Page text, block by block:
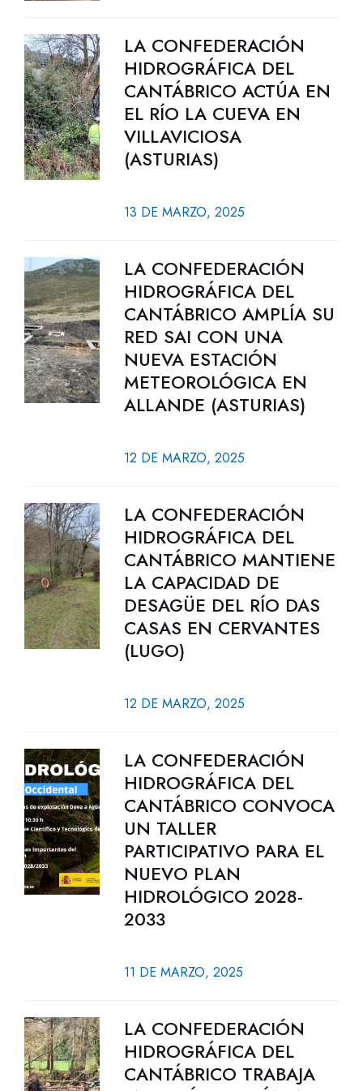
LA CONFEDERACIÓN
HIDROGRÁFICA DEL
CANTÁBRICO ACTÚA EN
EL RÍO LA CUEVA EN
VILLAVICIOSA
(ASTURIAS)
13 DE MARZO, 2025
LA CONFEDERACIÓN
HIDROGRÁFICA DEL
CANTÁBRICO AMPLÍA SU
RED SAI CON UNA
NUEVA ESTACIÓN
METEOROLÓGICA EN
ALLANDE (ASTURIAS)
12 DE MARZO, 2025
LA CONFEDERACIÓN
HIDROGRÁFICA DEL
CANTÁBRICO MANTIENE
LA CAPACIDAD DE
DESAGÜE DEL RÍO DAS
CASAS EN CERVANTES
(LUGO)
12 DE MARZO, 2025
LA CONFEDERACIÓN
HIDROGRÁFICA DEL
CANTÁBRICO CONVOCA
UN TALLER
PARTICIPATIVO PARA EL
NUEVO PLAN
HIDROLÓGICO 2028-
2033
11 DE MARZO, 2025
LA CONFEDERACIÓN
HIDROGRÁFICA DEL
CANTÁBRICO TRABAJA